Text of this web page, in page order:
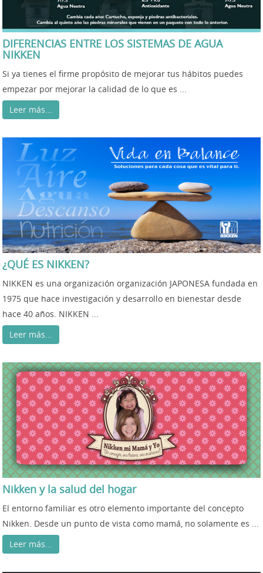
DIFERENCIAS ENTRE LOS SISTEMAS DE AGUA
NIKKEN
Si ya tienes el firme propósito de mejorar tus hábitos puedes
empezar por mejorar la calidad de lo que es ...
Leer más...
¿QUÉ ES NIKKEN?
NIKKEN es una organización organización JAPONESA fundada en
1975 que hace investigación y desarrollo en bienestar desde
hace 40 años. NIKKEN ...
Leer más...
Nikken y la salud del hogar
El entorno familiar es otro elemento importante del concepto
Nikken. Desde un punto de vista como mamá, no solamente es ...
Leer más...